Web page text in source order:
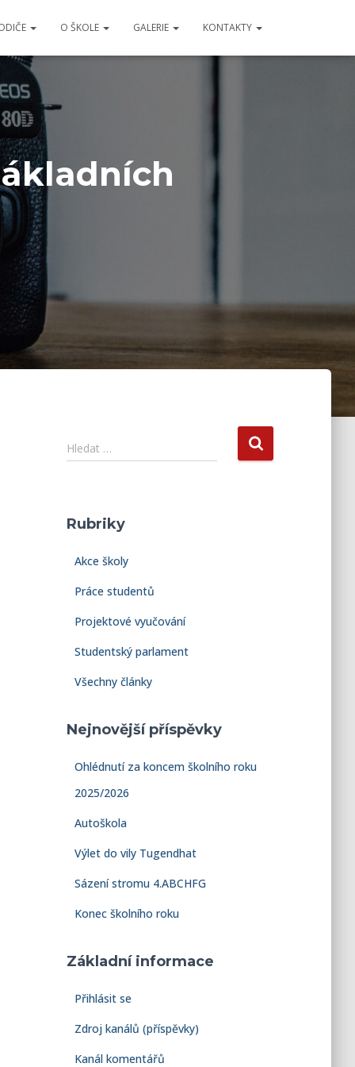
O ŠKOLE GALERIE KONTAKTY
V
y
d
Hledat …
Rubriky
Akce školy
Práce studentů
Projektové vyučování
Studentský parlament
Všechny články
Nejnovější příspěvky
Ohlédnutí za koncem školního roku
2025/2026
Autoškola
Výlet do vily Tugendhat
Sázení stromu 4.ABCHFG
Konec školního roku
Základní informace
Přihlásit se
Zdroj kanálů (příspěvky)
Kanál komentářů